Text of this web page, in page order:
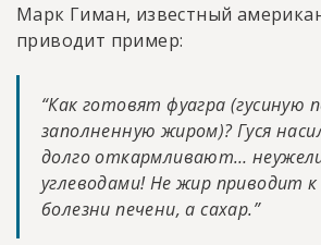
Марк Гиман, известный
приводит пример:
“Как готовят фуагра (гусиную
заполненную жиром)? Гуся
долго откармливают…
углеводами! Не жир приводит
болезни печени, а сахар.”